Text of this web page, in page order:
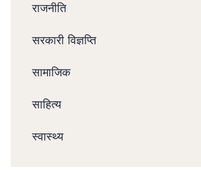
राजनीति
सरकारी विज्ञप्ति
सामाजिक
साहित्य
स्वास्थ्य